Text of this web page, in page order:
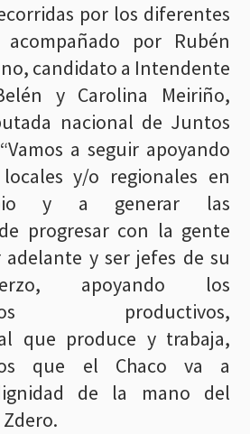
por los diferentes
por Rubén
candidato a Intendente
y Carolina Meiriño,
nacional de Juntos
a seguir apoyando
y/o regionales en
y a generar las
progresar con la gente
y ser jefes de su
apoyando los
productivos,
que produce y trabaja,
que el Chaco va a
de la mano del